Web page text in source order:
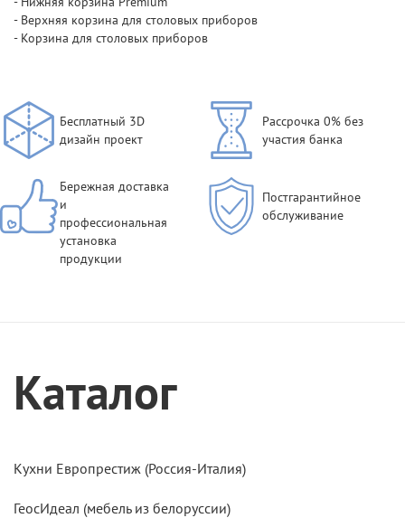
- Верхняя корзина для столовых приборов
- Корзина для столовых приборов
Бесплатный 3D
дизайн проект
Рассрочка 0% без
участия банка
Бережная доставка
и
профессиональная
установка
продукции
Постгарантийное
обслуживание
Каталог
Кухни Европрестиж (Россия-Италия)
ГеосИдеал (мебель из белоруссии)